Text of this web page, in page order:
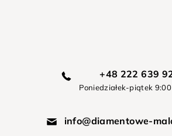
+48 222 639
Poniedziałek-piątek
info@diamentowe-